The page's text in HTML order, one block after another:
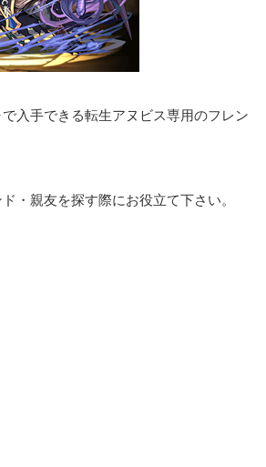
入手できる転生アヌビス専用のフレン
・親友を探す際にお役立て下さい。